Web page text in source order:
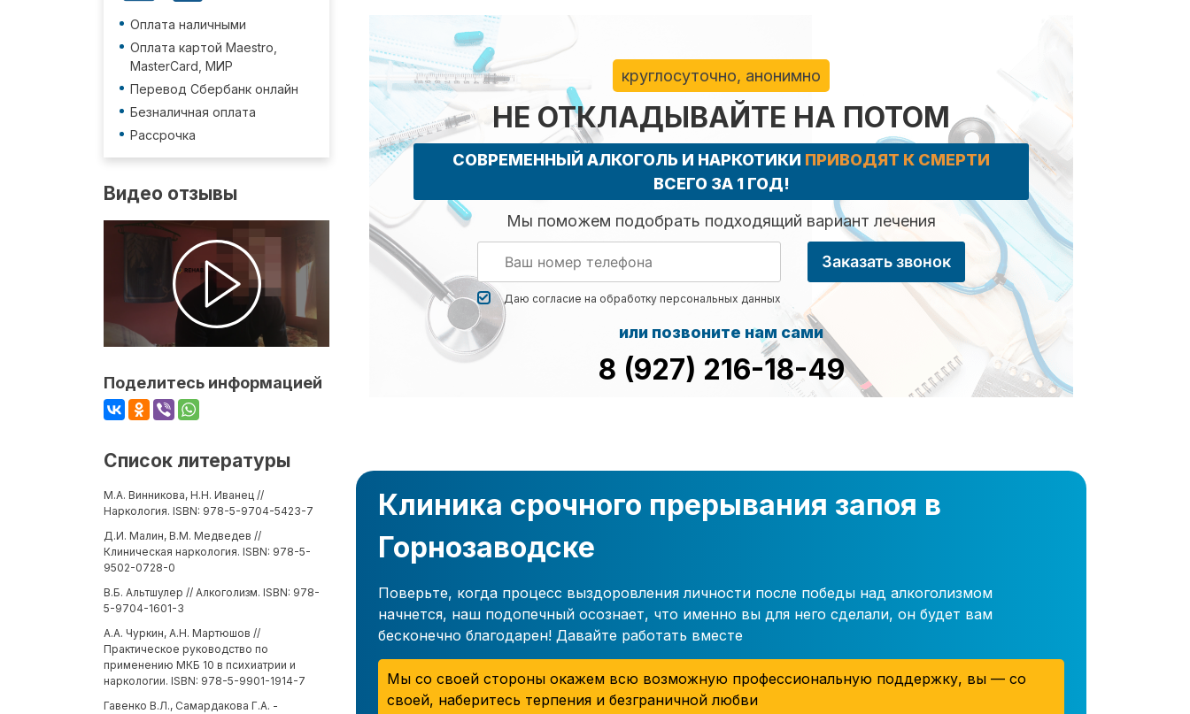
Оплата наличными
Оплата картой Maestro,
MasterCard, МИР
Перевод Сбербанк онлайн
Безналичная оплата
Рассрочка
Видео отзывы
Поделитесь информацией
Список литературы
М.А. Винникова, Н.Н. Иванец //
Наркология. ISBN: 978-5-9704-5423-7
Д.И. Малин, В.М. Медведев //
Клиническая наркология. ISBN: 978-5-
9502-0728-0
В.Б. Альтшулер // Алкоголизм. ISBN: 978-
5-9704-1601-3
А.А. Чуркин, А.Н. Мартюшов //
Практическое руководство по
применению МКБ 10 в психиатрии и
наркологии. ISBN: 978-5-9901-1914-7
Гавенко В.Л., Самардакова Г.А. -
круглосуточно, анонимно
НЕ ОТКЛАДЫВАЙТЕ НА ПОТОМ
СОВРЕМЕННЫЙ АЛКОГОЛЬ И НАРКОТИКИ ПРИВОДЯТ К СМЕРТИ
ВСЕГО ЗА 1 ГОД!
Мы поможем подобрать подходящий вариант лечения
Даю согласие на обработку персональных данных
Заказать звонок
или позвоните нам сами
8 (927) 216-18-49
Клиника срочного прерывания запоя в
Горнозаводске
Поверьте, когда процесс выздоровления личности после победы над алкоголизмом
начнется, наш подопечный осознает, что именно вы для него сделали, он будет вам
бесконечно благодарен! Давайте работать вместе
Мы со своей стороны окажем всю возможную профессиональную поддержку, вы — со
своей, наберитесь терпения и безграничной любви